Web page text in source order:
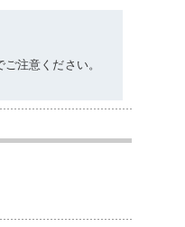
注意ください。